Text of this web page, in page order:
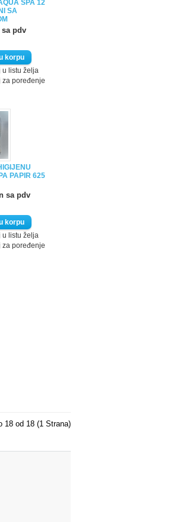
SPA 12
SA
sa pdv
u listu želja
za poređenje
PAPIR 625
sa pdv
u listu želja
za poređenje
18 od 18 (1 Strana)